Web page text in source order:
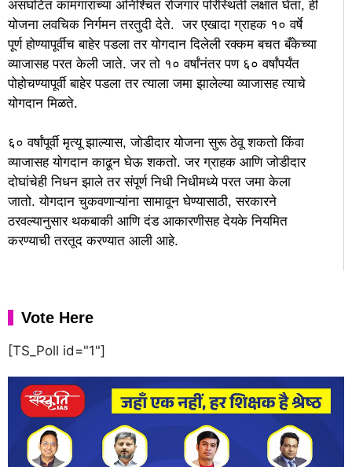
असंघटित कामगारांच्या अनिश्चित रोजगार परिस्थिती लक्षात घेता, ही
योजना लवचिक निर्गमन तरतुदी देते. जर एखादा ग्राहक १० वर्षे
पूर्ण होण्यापूर्वीच बाहेर पडला तर योगदान दिलेली रक्कम बचत बँकेच्या
व्याजासह परत केली जाते. जर तो १० वर्षांनंतर पण ६० वर्षांपर्यंत
पोहोचण्यापूर्वी बाहेर पडला तर त्याला जमा झालेल्या व्याजासह त्याचे
योगदान मिळते.
६० वर्षांपूर्वी मृत्यू झाल्यास, जोडीदार योजना सुरू ठेवू शकतो किंवा
व्याजासह योगदान काढून घेऊ शकतो. जर ग्राहक आणि जोडीदार
दोघांचेही निधन झाले तर संपूर्ण निधी निधीमध्ये परत जमा केला
जातो. योगदान चुकवणाऱ्यांना सामावून घेण्यासाठी, सरकारने
ठरवल्यानुसार थकबाकी आणि दंड आकारणीसह देयके नियमित
करण्याची तरतूद करण्यात आली आहे.
Vote Here
[TS_Poll id="1"]